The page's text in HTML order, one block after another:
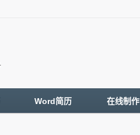
Word简历 在线制作